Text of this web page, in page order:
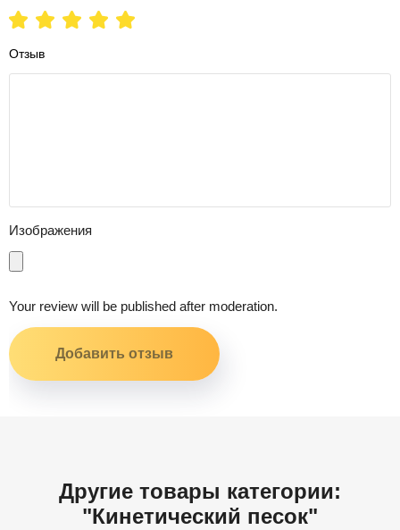
Отзыв
Изображения
Your review will be published after moderation.
Другие товары категории:
"Кинетический песок"